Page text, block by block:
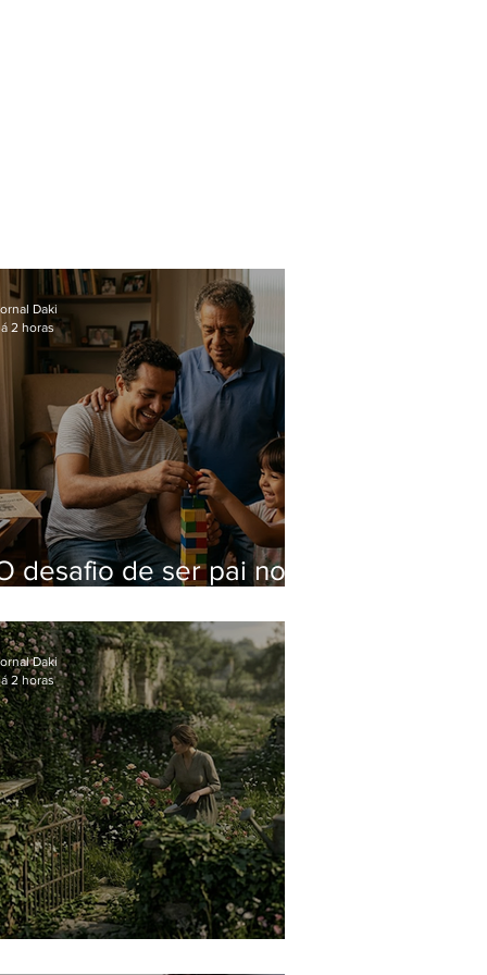
desafio de ser pai no
Daki
2 horas
Daki
2 horas